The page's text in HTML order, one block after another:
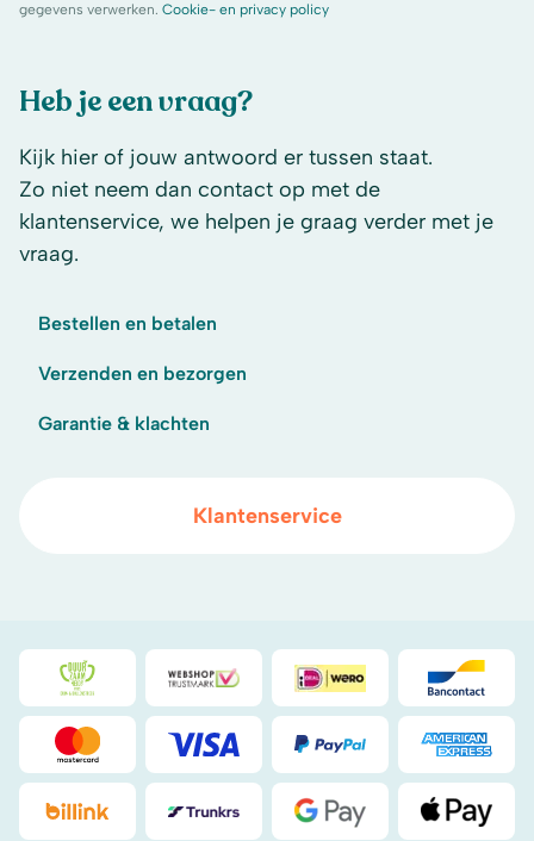
Heb je een vraag?
Kijk hier of jouw antwoord er tussen staat.
Zo niet neem dan contact op met de
klantenservice, we helpen je graag verder met je
vraag.
Bestellen en betalen
Verzenden en bezorgen
Garantie & klachten
Klantenservice
gegevens verwerken. Cookie- en privacy policy
Duurzaamheidsprijs duin- & bollenstreek
WebwinkelKeuriDeal
Mastercard Visa PayPal
Billink DHL Google Pay Apple